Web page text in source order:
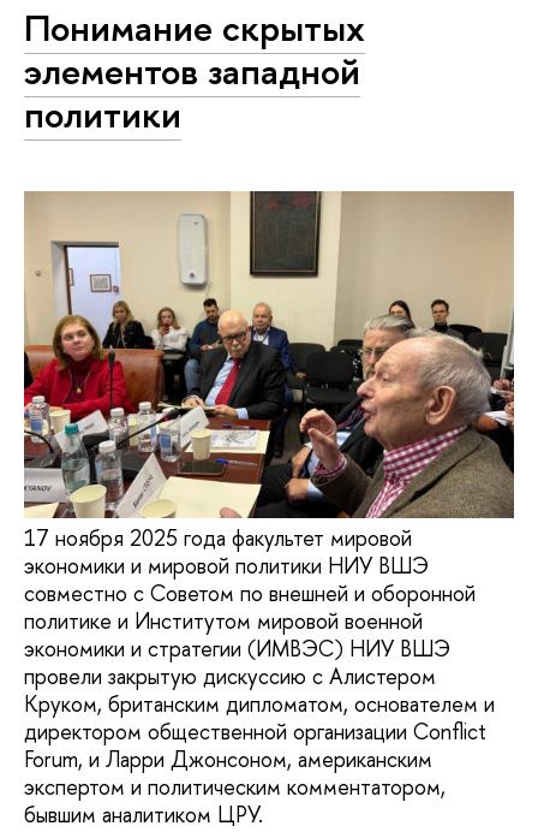
Понимание скрытых
элементов западной
политики
17 ноября 2025 года факультет мировой
экономики и мировой политики НИУ ВШЭ
совместно с Советом по внешней и оборонной
политике и Институтом мировой военной
экономики и стратегии (ИМВЭС) НИУ ВШЭ
провели закрытую дискуссию с Алистером
Круком, британским дипломатом, основателем и
директором общественной организации Conflict
Forum, и Ларри Джонсоном, американским
экспертом и политическим комментатором,
бывшим аналитиком ЦРУ.